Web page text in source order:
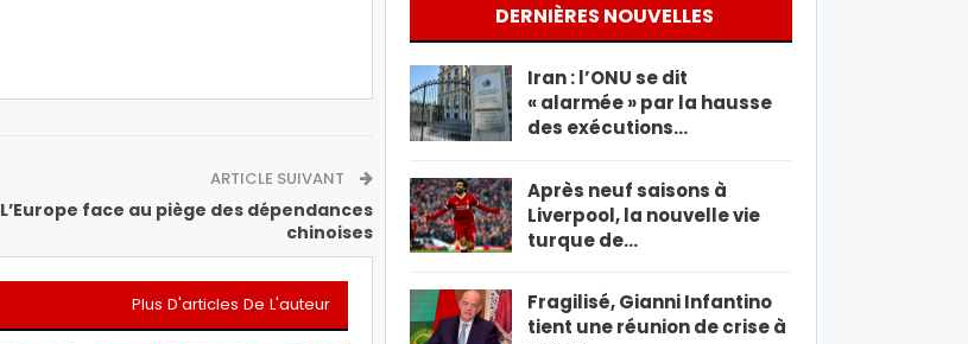
ARTICLE SUIVANT
L’Europe face au piège des dépendances
chinoises
Plus D'articles De L'auteur
DERNIÈRES NOUVELLES
Iran : l’ONU se dit
« alarmée » par la hausse
des exécutions…
Après neuf saisons à
Liverpool, la nouvelle vie
turque de…
Fragilisé, Gianni Infantino
tient une réunion de crise à